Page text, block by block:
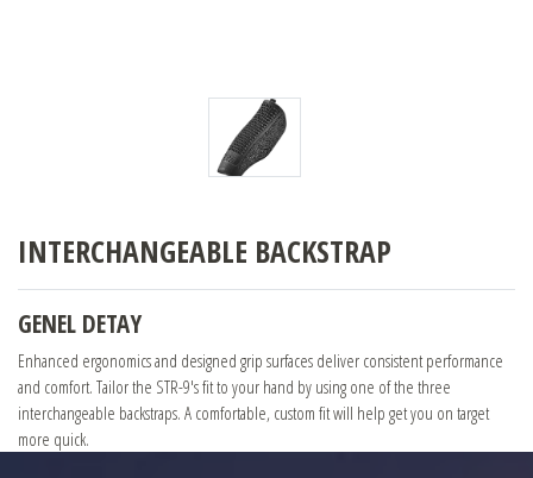
BURRIS
SATIŞ DESTEK
ONLINE SHOP
INTERCHANGEABLE BACKSTRAP
GENEL DETAY
Enhanced ergonomics and designed grip surfaces deliver consistent performance
and comfort. Tailor the STR-9's fit to your hand by using one of the three
interchangeable backstraps. A comfortable, custom fit will help get you on target
more quick.